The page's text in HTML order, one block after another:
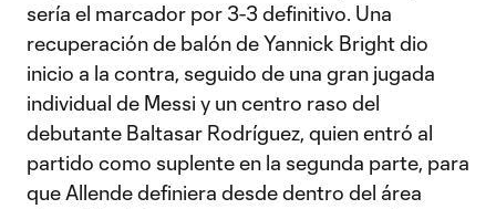
sería el marcador por 3-3 definitivo. Una
recuperación de balón de Yannick Bright dio
inicio a la contra, seguido de una gran jugada
individual de Messi y un centro raso del
debutante Baltasar Rodríguez, quien entró al
partido como suplente en la segunda parte, para
que Allende definiera desde dentro del área